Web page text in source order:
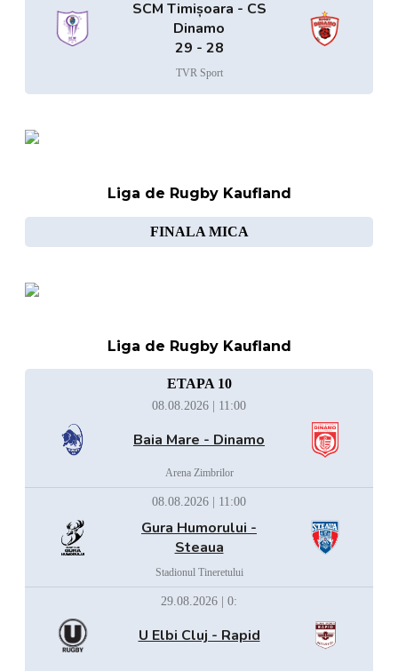
SCM Timișoara - CS
Dinamo
29 - 28
TVR Sport
Liga de Rugby Kaufland
FINALA MICA
Liga de Rugby Kaufland
ETAPA 10
08.08.2026 | 11:00
Baia Mare - Dinamo
Arena Zimbrilor
08.08.2026 | 11:00
Gura Humorului -
Steaua
Stadionul Tineretului
29.08.2026 | 0:
U Elbi Cluj - Rapid